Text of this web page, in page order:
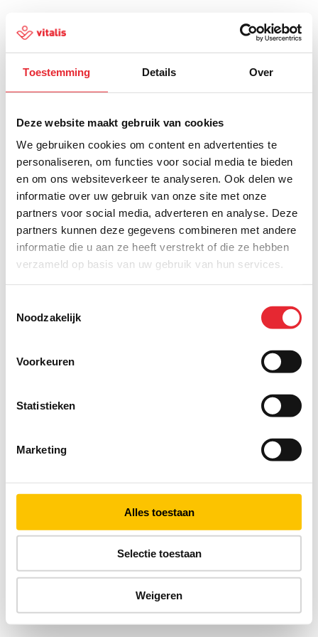
Toestemming Details Over
Deze website maakt gebruik van cookies
We gebruiken cookies om content en advertenties te
personaliseren, om functies voor social media te bieden
en om ons websiteverkeer te analyseren. Ook delen we
informatie over uw gebruik van onze site met onze
partners voor social media, adverteren en analyse. Deze
partners kunnen deze gegevens combineren met andere
informatie die u aan ze heeft verstrekt of die ze hebben
verzameld op basis van uw gebruik van hun services.
Noodzakelijk
Voorkeuren
Statistieken
Marketing
Alles toestaan
Selectie toestaan
Weigeren
500
Er is iets fout gegaan
Probeer het later opnieuw of ga terug naar de
homepagina.